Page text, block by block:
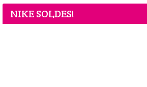
NIKE SOLDES!